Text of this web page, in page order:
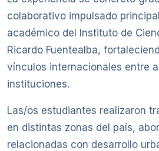
colaborativo impulsado
académico del Instituto de
Ricardo Fuentealba,
vínculos internacionales entre
instituciones.
Las/os estudiantes realizaron
en distintas zonas del país,
relacionadas con desarrollo